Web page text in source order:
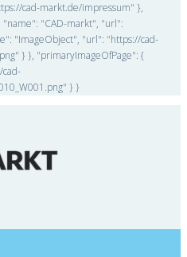
cad-markt.de/impressum" },
"CAD-markt", "url":
"ImageObject", "url": "https://cad-
} }, "primaryImageOfPage": {
} }